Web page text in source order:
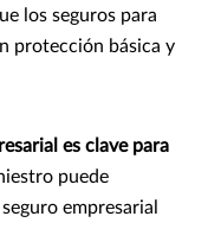
los seguros para
protección básica y
es clave para
puede
empresarial